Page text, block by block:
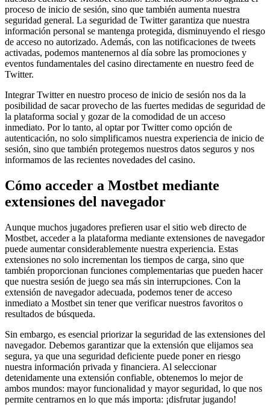
proceso de inicio de sesión, sino que también aumenta nuestra
seguridad general. La seguridad de Twitter garantiza que nuestra
información personal se mantenga protegida, disminuyendo el riesgo
de acceso no autorizado. Además, con las notificaciones de tweets
activadas, podemos mantenernos al día sobre las promociones y
eventos fundamentales del casino directamente en nuestro feed de
Twitter.
Integrar Twitter en nuestro proceso de inicio de sesión nos da la
posibilidad de sacar provecho de las fuertes medidas de seguridad de
la plataforma social y gozar de la comodidad de un acceso
inmediato. Por lo tanto, al optar por Twitter como opción de
autenticación, no solo simplificamos nuestra experiencia de inicio de
sesión, sino que también protegemos nuestros datos seguros y nos
informamos de las recientes novedades del casino.
Cómo acceder a Mostbet mediante
extensiones del navegador
Aunque muchos jugadores prefieren usar el sitio web directo de
Mostbet, acceder a la plataforma mediante extensiones de navegador
puede aumentar considerablemente nuestra experiencia. Estas
extensiones no solo incrementan los tiempos de carga, sino que
también proporcionan funciones complementarias que pueden hacer
que nuestra sesión de juego sea más sin interrupciones. Con la
extensión de navegador adecuada, podemos tener de acceso
inmediato a Mostbet sin tener que verificar nuestros favoritos o
resultados de búsqueda.
Sin embargo, es esencial priorizar la seguridad de las extensiones del
navegador. Debemos garantizar que la extensión que elijamos sea
segura, ya que una seguridad deficiente puede poner en riesgo
nuestra información privada y financiera. Al seleccionar
detenidamente una extensión confiable, obtenemos lo mejor de
ambos mundos: mayor funcionalidad y mayor seguridad, lo que nos
permite centrarnos en lo que más importa: ¡disfrutar jugando!